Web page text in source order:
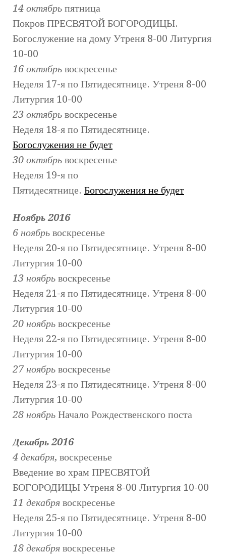
14 октябрь пятница
Покров ПРЕСВЯТОЙ БОГОРОДИЦЫ.
Богослужение на дому Утреня 8-00 Литургия
10-00
16 октябрь воскресенье
Неделя 17-я по Пятидесятнице. Утреня 8-00
Литургия 10-00
23 октябрь воскресенье
Неделя 18-я по Пятидесятнице.
Богослужения не будет
30 октябрь воскресенье
Неделя 19-я по
Пятидесятнице. Богослужения не будет
Ноябрь 2016
6 ноябрь воскресенье
Неделя 20-я по Пятидесятнице. Утреня 8-00
Литургия 10-00
13 ноябрь воскресенье
Неделя 21-я по Пятидесятнице. Утреня 8-00
Литургия 10-00
20 ноябрь воскресенье
Неделя 22-я по Пятидесятнице. Утреня 8-00
Литургия 10-00
27 ноябрь воскресенье
Неделя 23-я по Пятидесятнице. Утреня 8-00
Литургия 10-00
28 ноябрь Начало Рождественского поста
Декабрь 2016
4 декабря, воскресенье
Введение во храм ПРЕСВЯТОЙ
БОГОРОДИЦЫ Утреня 8-00 Литургия 10-00
11 декабря воскресенье
Неделя 25-я по Пятидесятнице. Утреня 8-00
Литургия 10-00
18 декабря воскресенье